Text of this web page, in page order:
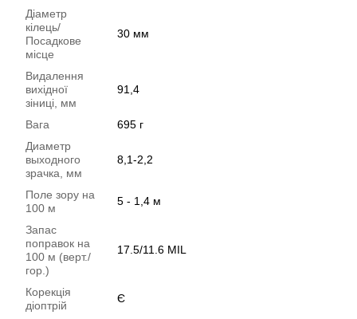
Діаметр
кілець/
Посадкове
місце
30 мм
Видалення
вихідної
зіниці, мм
91,4
Вага
695 г
Диаметр
выходного
зрачка, мм
8,1-2,2
Поле зору на
100 м
5 - 1,4 м
Запас
поправок на
100 м (верт./
гор.)
17.5/11.6 MIL
Корекція
діоптрій
Є